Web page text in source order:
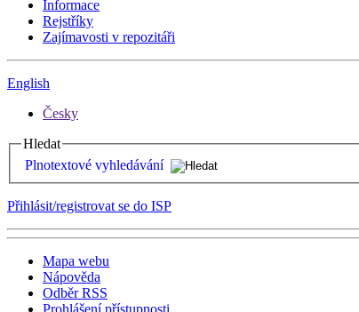
Informace
Rejstříky
Zajímavosti v repozitáři
English
Česky
Hledat
Plnotextové vyhledávání
Přihlásit/registrovat se do ISP
Mapa webu
Nápověda
Odběr RSS
Prohlášení přístupnosti